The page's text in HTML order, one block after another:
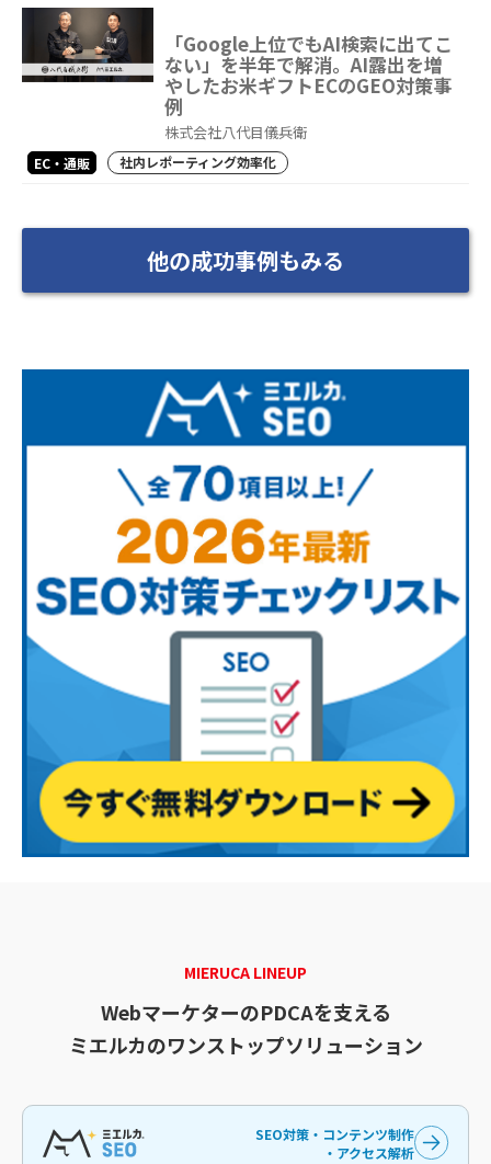
「Google上位でもAI検索に出てこ
ない」を半年で解消。AI露出を増
やしたお米ギフトECのGEO対策事
例
株式会社八代目儀兵衛
EC・通販 社内レポーティング効率化
他の成功事例もみる
MIERUCA LINEUP
WebマーケターのPDCAを支える
ミエルカのワンストップソリューション
SEO対策・コンテンツ制作
・アクセス解析